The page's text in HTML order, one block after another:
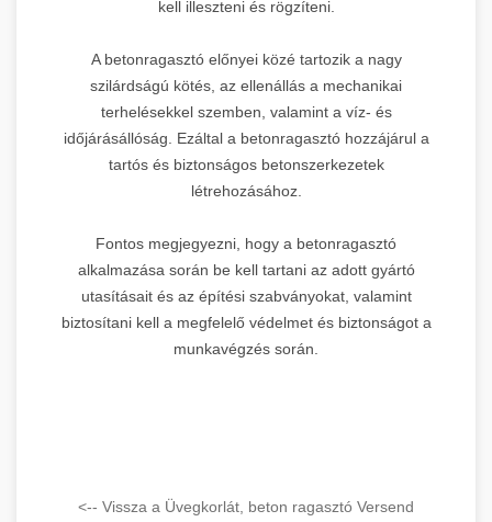
kell illeszteni és rögzíteni.
A betonragasztó előnyei közé tartozik a nagy
szilárdságú kötés, az ellenállás a mechanikai
terhelésekkel szemben, valamint a víz- és
időjárásállóság. Ezáltal a betonragasztó hozzájárul a
tartós és biztonságos betonszerkezetek
létrehozásához.
Fontos megjegyezni, hogy a betonragasztó
alkalmazása során be kell tartani az adott gyártó
utasításait és az építési szabványokat, valamint
biztosítani kell a megfelelő védelmet és biztonságot a
munkavégzés során.
<-- Vissza a Üvegkorlát, beton ragasztó Versend